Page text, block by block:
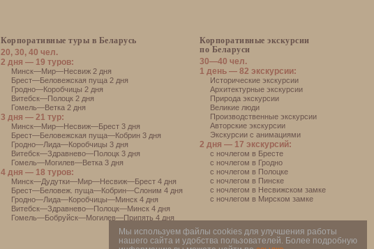
Корпоративные туры в Беларусь
20, 30, 40 чел.
2 дня — 19 туров:
Минск—Мир—Несвиж 2 дня
Брест—Беловежская пуща 2 дня
Гродно—Коробчицы 2 дня
Витебск—Полоцк 2 дня
Гомель—Ветка 2 дня
3 дня — 21 тур:
Минск—Мир—Несвиж—Брест 3 дня
Брест—Беловежская пуща—Кобрин 3 дня
Гродно—Лида—Коробчицы 3 дня
Витебск—Здравнево—Полоцк 3 дня
Гомель—Могилев—Ветка 3 дня
4 дня — 18 туров:
Минск—Дудутки—Мир—Несвиж—Брест 4 дня
Брест—Беловеж. пуща—Кобрин—Слоним 4 дня
Гродно—Лида—Коробчицы—Минск 4 дня
Витебск—Здравнево—Полоцк—Минск 4 дня
Гомель—Бобруйск—Могилев—Припять 4 дня
Корпоративные экскурсии
по Беларуси
30—40 чел.
1 день — 82 экскурсии:
Исторические экскурсии
Архитектурные экскурсии
Природа экскурсии
Великие люди
Производственные экскурсии
Авторские экскурсии
Экскурсии с анимациями
2 дня — 17 экскурсий:
с ночлегом в Бресте
с ночлегом в Гродно
с ночлегом в Полоцке
с ночлегом в Пинске
с ночлегом в Несвижском замке
с ночлегом в Мирском замке
Мы используем файлы cookies для улучшения работы
нашего сайта и удобства пользователей. Более подробную